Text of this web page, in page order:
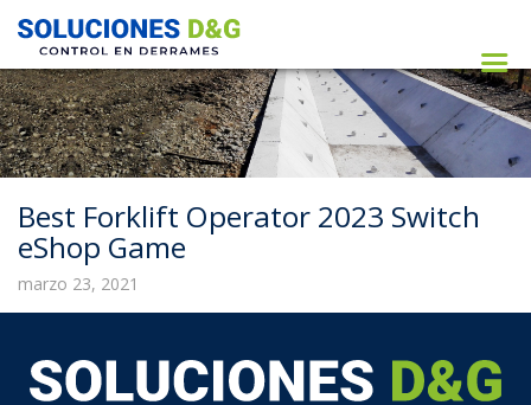
Best Forklift Operator 2023 Switch
eShop Game
marzo 23, 2021